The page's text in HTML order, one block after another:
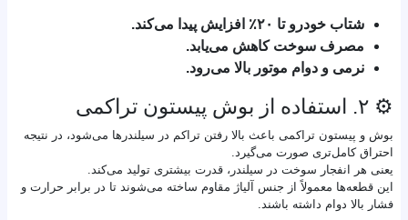
شتاب خودرو تا ۲۰٪ افزایش پیدا می‌کند.
مصرف سوخت کاهش می‌یابد.
نرمی و دوام موتور بالا می‌رود.
⚙️ ۲. استفاده از بوش پیستون تراکمی
بوش و پیستون تراکمی باعث بالا رفتن تراکم در سیلندرها می‌شود، در نتیجه
احتراق کامل‌تری صورت می‌گیرد.
یعنی هر انفجار سوخت در سیلندر، قدرت بیشتری تولید می‌کند.
این قطعه‌ها معمولاً از جنس آلیاژ مقاوم ساخته می‌شوند تا در برابر حرارت و
فشار بالا دوام داشته باشند.